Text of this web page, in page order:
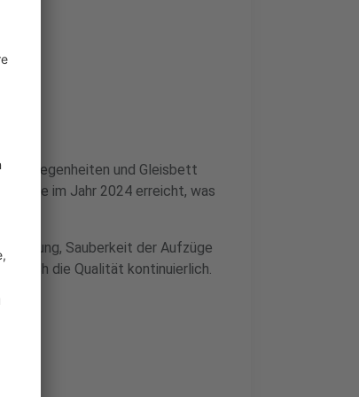
und Gleisbett
wurde im Jahr 2024 erreicht, was
Sauberkeit der Aufzüge
sich die Qualität kontinuierlich.